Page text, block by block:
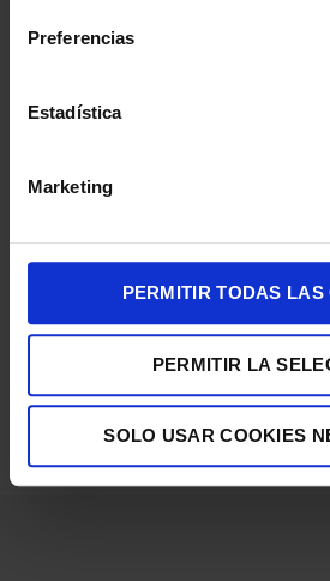
Preferencias
Estadística
Marketing
PERMITIR TODAS LAS
PERMITIR LA
SOLO USAR COOKIES
TELEVISION SAMSUNG 75″
HDR10
770,00€